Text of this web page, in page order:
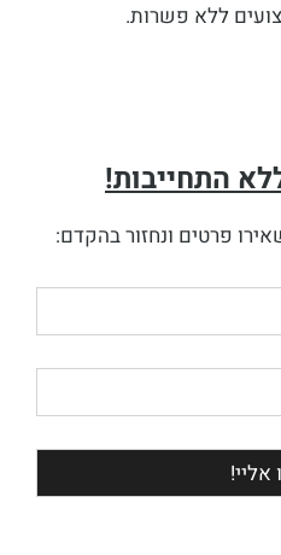
ללא פשרות.
התחייבות!
פרטים ונחזור בהקדם: